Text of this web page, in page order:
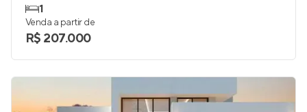
1
Venda a partir de
R$ 207.000